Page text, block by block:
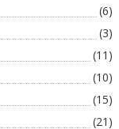
(6)
(3)
(11)
(10)
(15)
(21)